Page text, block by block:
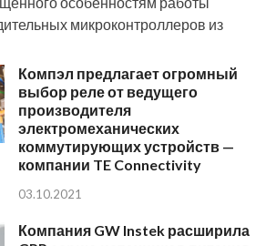
микроконтроллеров из
Компэл предлагает огромный
выбор реле от ведущего
производителя
электромеханических
коммутирующих устройств —
компании TE Connectivity
03.10.2021
Компания GW Instek расширила